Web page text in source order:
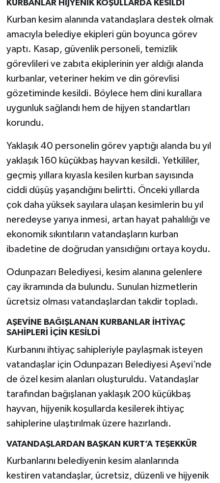
KURBANLAR HİJYENİK KOŞULLARDA KESİLDİ
Kurban kesim alanında vatandaşlara destek olmak
amacıyla belediye ekipleri gün boyunca görev
yaptı. Kasap, güvenlik personeli, temizlik
görevlileri ve zabıta ekiplerinin yer aldığı alanda
kurbanlar, veteriner hekim ve din görevlisi
gözetiminde kesildi. Böylece hem dini kurallara
uygunluk sağlandı hem de hijyen standartları
korundu.
Yaklaşık 40 personelin görev yaptığı alanda bu yıl
yaklaşık 160 küçükbaş hayvan kesildi. Yetkililer,
geçmiş yıllara kıyasla kesilen kurban sayısında
ciddi düşüş yaşandığını belirtti. Önceki yıllarda
çok daha yüksek sayılara ulaşan kesimlerin bu yıl
neredeyse yarıya inmesi, artan hayat pahalılığı ve
ekonomik sıkıntıların vatandaşların kurban
ibadetine de doğrudan yansıdığını ortaya koydu.
Odunpazarı Belediyesi, kesim alanına gelenlere
çay ikramında da bulundu. Sunulan hizmetlerin
ücretsiz olması vatandaşlardan takdir topladı.
AŞEVİNE BAĞIŞLANAN KURBANLAR İHTİYAÇ
SAHİPLERİ İÇİN KESİLDİ
Kurbanını ihtiyaç sahipleriyle paylaşmak isteyen
vatandaşlar için Odunpazarı Belediyesi Aşevi’nde
de özel kesim alanları oluşturuldu. Vatandaşlar
tarafından bağışlanan yaklaşık 200 küçükbaş
hayvan, hijyenik koşullarda kesilerek ihtiyaç
sahiplerine ulaştırılmak üzere hazırlandı.
VATANDAŞLARDAN BAŞKAN KURT’A TEŞEKKÜR
Kurbanlarını belediyenin kesim alanlarında
kestiren vatandaşlar, ücretsiz, düzenli ve hijyenik